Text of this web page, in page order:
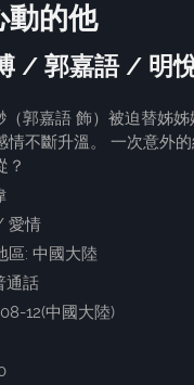
動的他
/ 郭嘉語 / 明
（郭嘉語 飾）被迫替姊
情不斷升溫。 一次意外
？
愛情
: 中國大陸
通話
12(中國大陸)